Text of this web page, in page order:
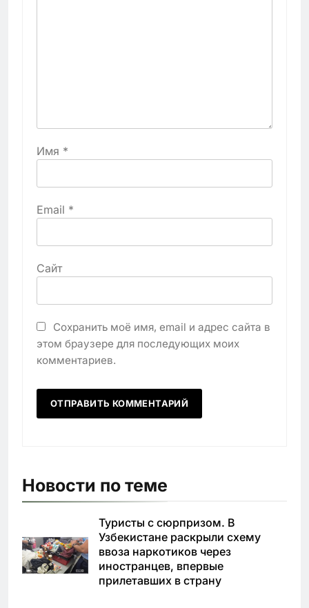
Имя *
Email *
Сайт
Сохранить моё имя, email и адрес сайта в
этом браузере для последующих моих
комментариев.
Новости по теме
Туристы с сюрпризом. В
Узбекистане раскрыли схему
ввоза наркотиков через
иностранцев, впервые
прилетавших в страну